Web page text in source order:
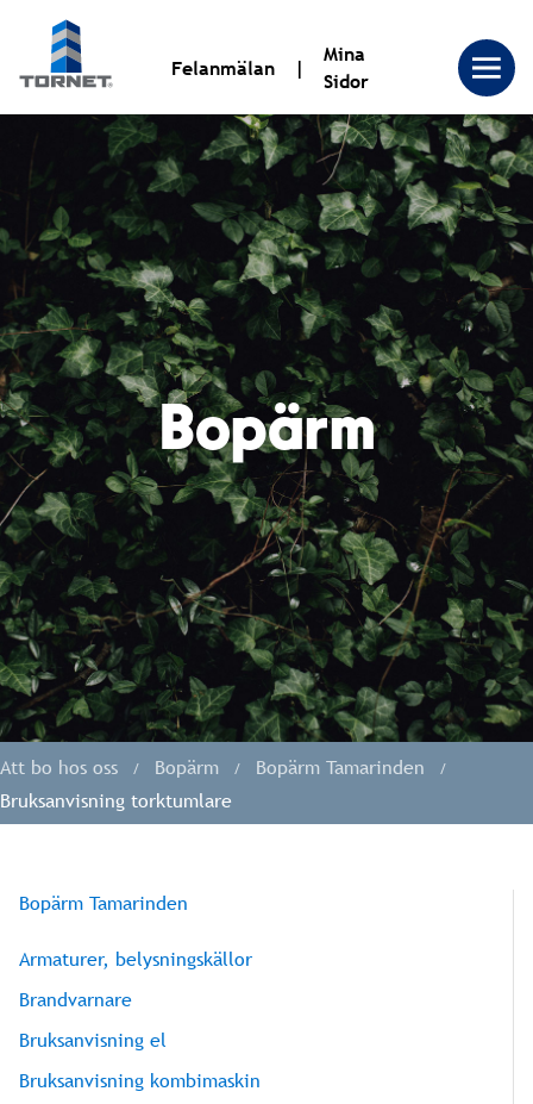
Tornet
Bostadsproduktion
AB
|
Tornet
Felanmälan
Mina
Sidor
Bopärm
Att bo hos oss Bopärm
Bopärm Tamarinden
Bruksanvisning torktumlare
Bopärm Tamarinden
Armaturer, belysningskällor
Brandvarnare
Bruksanvisning el
Bruksanvisning kombimaskin